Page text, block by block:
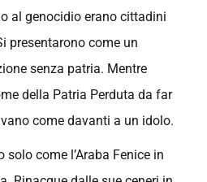
al genocidio erano cittadini
presentarono come un
senza patria. Mentre
della Patria Perduta da far
come davanti a un idolo.
solo come l’Araba Fenice in